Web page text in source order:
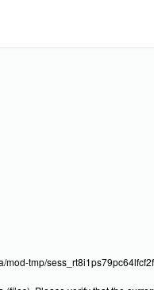
mod-tmp/